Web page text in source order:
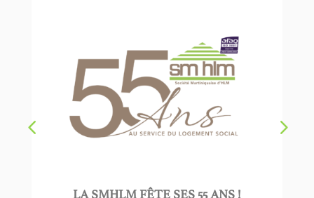
LA SMHLM FÊTE SES 55 ANS !